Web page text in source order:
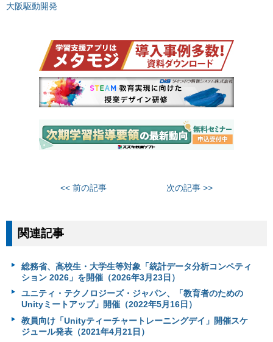
大阪駆動開発
<< 前の記事 次の記事 >>
関連記事
総務省、高校生・大学生等対象「統計データ分析コンペティ
ション 2026」を開催（2026年3月23日）
ユニティ・テクノロジーズ・ジャパン、「教育者のための
Unityミートアップ」開催（2022年5月16日）
教員向け「Unityティーチャートレーニングデイ」開催スケ
ジュール発表（2021年4月21日）